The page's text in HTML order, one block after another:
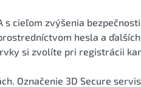
s cieľom zvýšenia
hesla a
si zvolíte pri registrácii
Označenie 3D Secure